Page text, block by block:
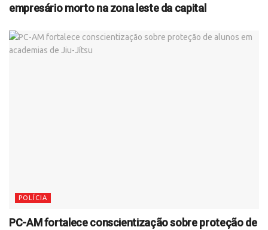
empresário morto na zona leste da capital
POLÍCIA
PC-AM fortalece conscientização sobre proteção de